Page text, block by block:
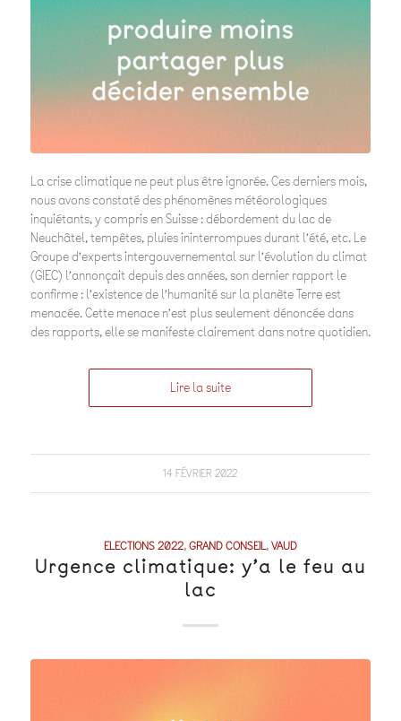
La crise climatique ne peut plus être ignorée. Ces derniers mois,
nous avons constaté des phénomènes météorologiques
inquiétants, y compris en Suisse : débordement du lac de
Neuchâtel, tempêtes, pluies ininterrompues durant l’été, etc. Le
Groupe d’experts intergouvernemental sur l’évolution du climat
(GIEC) l’annonçait depuis des années, son dernier rapport le
confirme : l’existence de l’humanité sur la planète Terre est
menacée. Cette menace n’est plus seulement dénoncée dans
des rapports, elle se manifeste clairement dans notre quotidien.
Lire la suite
14 FÉVRIER 2022
ELECTIONS 2022,GRAND CONSEIL,VAUD
Urgence climatique: y’a le feu au
lac